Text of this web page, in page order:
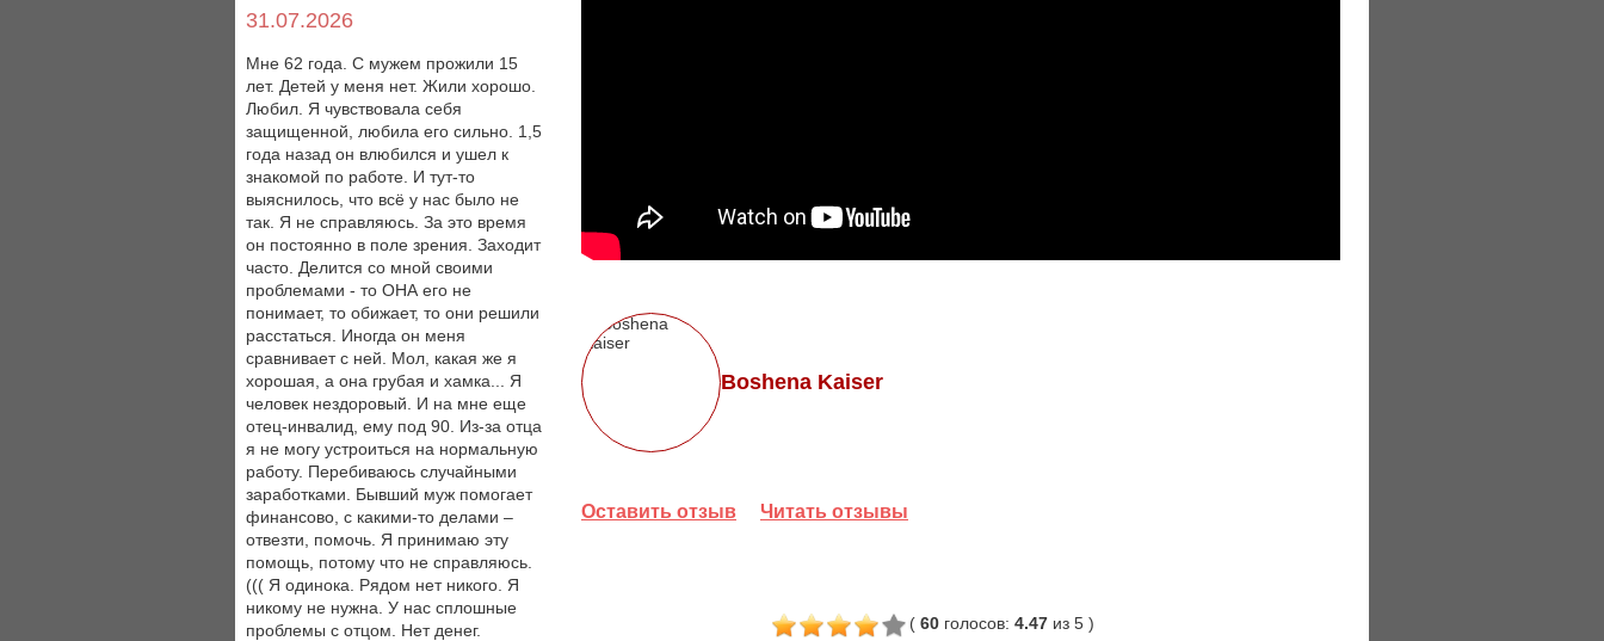
Boshena Kaiser
Оставить отзыв Читать отзывы
( 60 голосов: 4.47из 5)
31.07.2026
Мне 62 года. С мужем прожили 15
лет. Детей у меня нет. Жили хорошо.
Любил. Я чувствовала себя
защищенной, любила его сильно. 1,5
года назад он влюбился и ушел к
знакомой по работе. И тут-то
выяснилось, что всё у нас было не
так. Я не справляюсь. За это время
он постоянно в поле зрения. Заходит
часто. Делится со мной своими
проблемами - то ОНА его не
понимает, то обижает, то они решили
расстаться. Иногда он меня
сравнивает с ней. Мол, какая же я
хорошая, а она грубая и хамка... Я
человек нездоровый. И на мне еще
отец-инвалид, ему под 90. Из-за отца
я не могу устроиться на нормальную
работу. Перебиваюсь случайными
заработками. Бывший муж помогает
финансово, с какими-то делами –
отвезти, помочь. Я принимаю эту
помощь, потому что не справляюсь.
((( Я одинока. Рядом нет никого. Я
никому не нужна. У нас сплошные
проблемы с отцом. Нет денег.